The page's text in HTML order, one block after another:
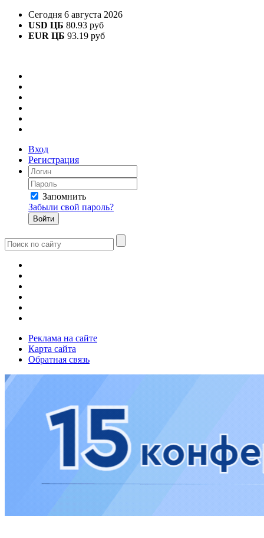
Сегодня 6 августа 2026
USD ЦБ 80.93 руб
EUR ЦБ 93.19 руб
Вход
Регистрация
Запомнить
Забыли свой пароль?
Реклама на сайте
Карта сайта
Обратная связь